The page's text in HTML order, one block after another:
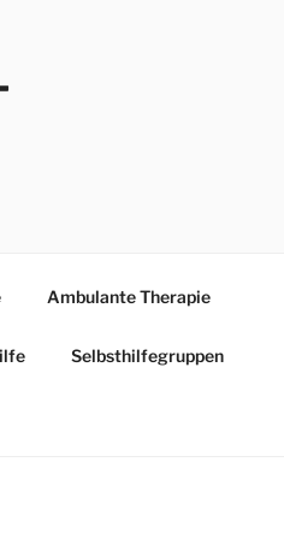
Ambulante Therapie
Selbsthilfegruppen